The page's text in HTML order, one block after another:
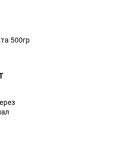
500гр